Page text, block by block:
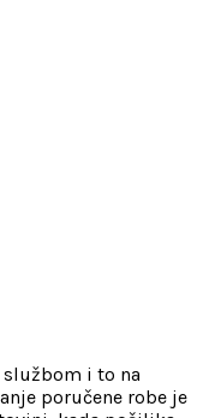
i to na
poručene robe je